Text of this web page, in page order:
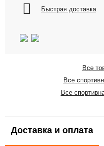
Быстрая доставка
Все
Все
Все
Доставка и оплата